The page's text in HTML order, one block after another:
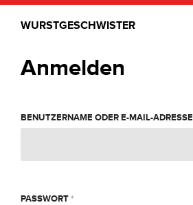
Anmelden
BENUTZERNAME ODER E-MAIL-ADRESSE
PASSWORT*
WURSTGESCHWISTER